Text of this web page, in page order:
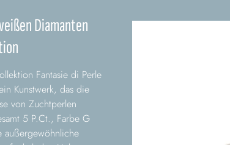
Diamanten
Fantasie di Perle
Kunstwerk, das die
von Zuchtperlen
5 P.Ct., Farbe G
außergewöhnliche